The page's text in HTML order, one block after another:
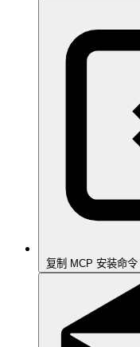
复制 MCP 安装命令